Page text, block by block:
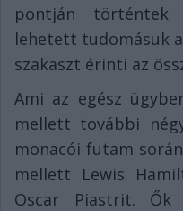
pontján
lehetett tudomásuk
szakaszt érinti az
Ami az egész
mellett további
monacói futam
mellett Lewis
Oscar Piastrit.